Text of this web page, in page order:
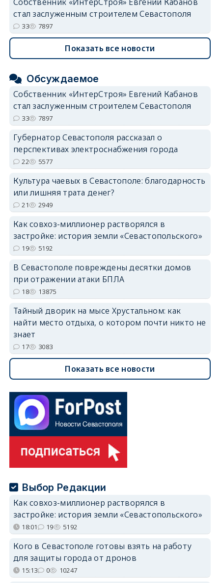
стал заслуженным строителем Севастополя
33 7897
Показать все новости
Обсуждаемое
Собственник «ИнтерСтроя» Евгений Кабанов
стал заслуженным строителем Севастополя
33 7897
Губернатор Севастополя рассказал о
перспективах электроснабжения города
22 5577
Культура чаевых в Севастополе: благодарность
или лишняя трата денег?
21 2949
Как совхоз-миллионер растворялся в
застройке: история земли «Севастопольского»
19 5192
В Севастополе повреждены десятки домов
при отражении атаки БПЛА
18 13875
Тайный дворик на мысе Хрустальном: как
найти место отдыха, о котором почти никто не
знает
17 3083
Показать все новости
Выбор Редакции
Как совхоз-миллионер растворялся в
застройке: история земли «Севастопольского»
18:01 19 5192
Кого в Севастополе готовы взять на работу
для защиты города от дронов
15:13 0 10247